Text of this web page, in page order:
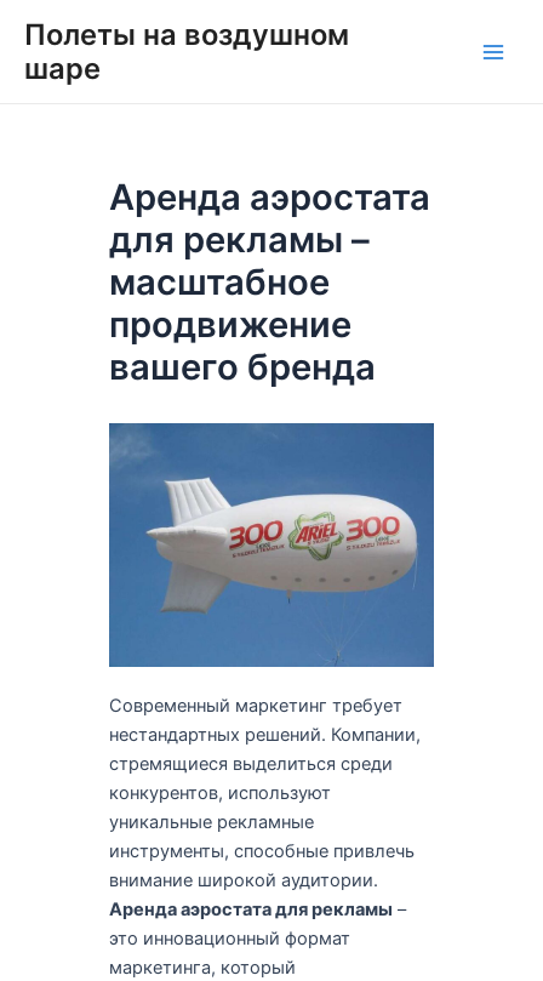
содержимому
Полеты на воздушном
шаре
Аренда аэростата
для рекламы –
масштабное
продвижение
вашего бренда
Современный маркетинг требует
нестандартных решений. Компании,
стремящиеся выделиться среди
конкурентов, используют
уникальные рекламные
инструменты, способные привлечь
внимание широкой аудитории.
Аренда аэростата для рекламы –
это инновационный формат
маркетинга, который
по
записям